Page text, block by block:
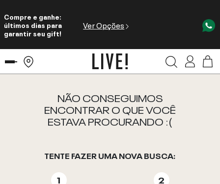
Compre e ganhe:
últimos dias para
garantir seu gift!
Ver Opções
NÃO CONSEGUIMOS
ENCONTRAR O QUE VOCÊ
ESTAVA PROCURANDO :(
TENTE FAZER UMA NOVA BUSCA: